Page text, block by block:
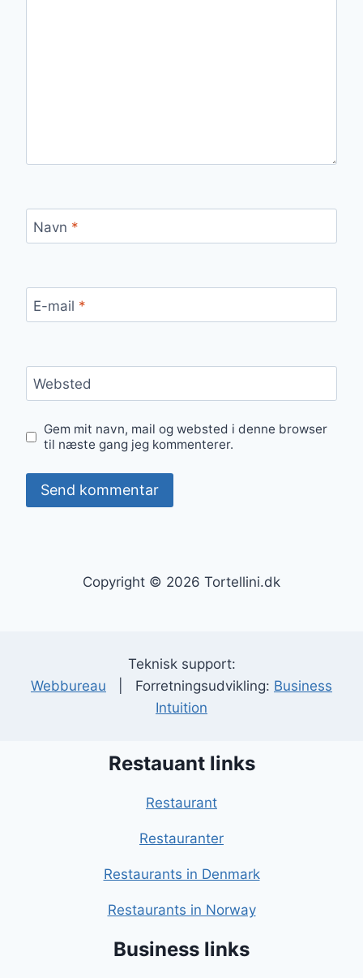
Navn *
E-mail *
Websted
Gem mit navn, mail og websted i denne browser
til næste gang jeg kommenterer.
Copyright © 2026 Tortellini.dk
Teknisk support:
Webbureau | Forretningsudvikling: Business
Intuition
Restauant links
Restaurant
Restauranter
Restaurants in Denmark
Restaurants in Norway
Business links